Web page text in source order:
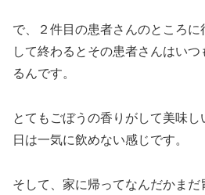
で、２件目の患者さんのところ
して終わるとその患者さんはい
るんです。
とてもごぼうの香りがして美味
日は一気に飲めない感じです。
そして、家に帰ってなんだかま